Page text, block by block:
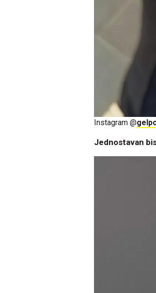
Instagram @
Jednostavan